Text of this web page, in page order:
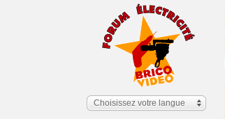
Choisissez votre langue